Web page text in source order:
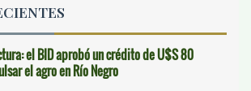
el BID aprobó un crédito de U$S 80
el agro en Río Negro